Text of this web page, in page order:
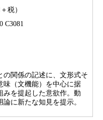
税）
C3081
の関係の記述に、文形式そ
味（文機能）を中心に据
みを提起した意欲作。動
に新たな知見を提示。